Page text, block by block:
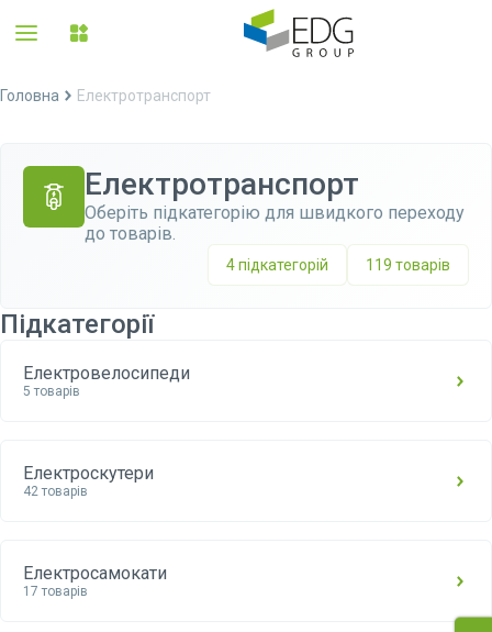
Головна Електротранспорт
Електротранспорт
Оберіть підкатегорію для швидкого переходу
до товарів.
4 підкатегорій 119 товарів
Підкатегорії
Електровелосипеди
5 товарів
Електроскутери
42 товарів
Електросамокати
17 товарів